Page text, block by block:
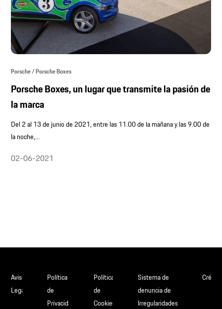
Porsche / Porsche Boxes
Porsche Boxes, un lugar que transmite la pasión de
la marca
Del 2 al 13 de junio de 2021, entre las 11.00 de la mañana y las 9.00 de
la noche,...
02-06-2021
Aviso
Legal
Política
de
Privacidad
Política
de
Cookies
Sistema de
denuncia de
Irregularidades